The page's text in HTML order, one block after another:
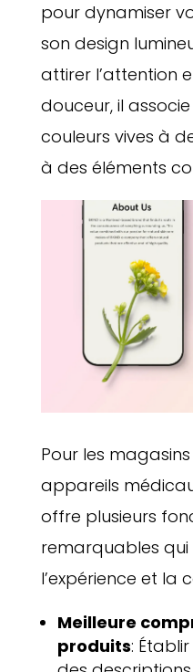
pour dynamiser
son design
attirer l’attention
douceur, il
couleurs vives à
à des éléments
Pour les
appareils
offre plusieurs
remarquables
l’expérience et la
Meilleure
produits: